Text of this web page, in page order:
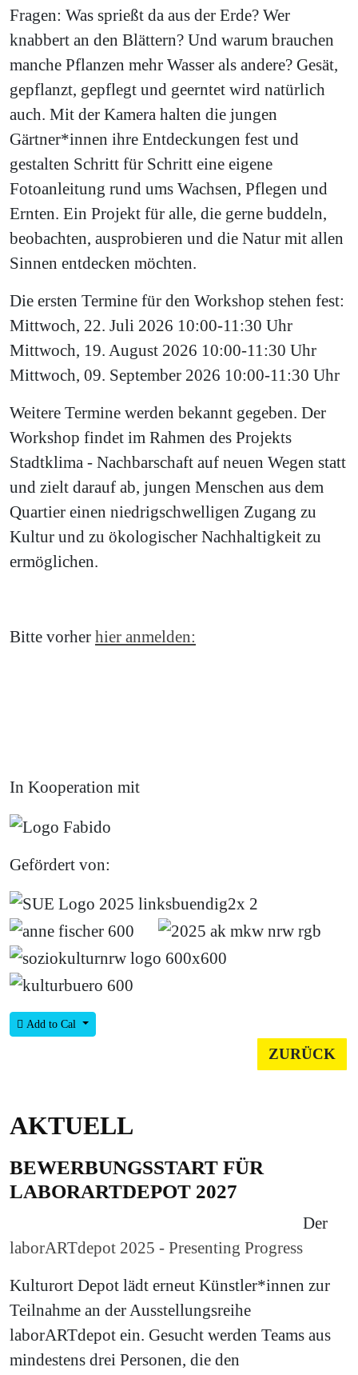
Fragen: Was sprießt da aus der Erde? Wer
knabbert an den Blättern? Und warum brauchen
manche Pflanzen mehr Wasser als andere? Gesät,
gepflanzt, gepflegt und geerntet wird natürlich
auch. Mit der Kamera halten die jungen
Gärtner*innen ihre Entdeckungen fest und
gestalten Schritt für Schritt eine eigene
Fotoanleitung rund ums Wachsen, Pflegen und
Ernten. Ein Projekt für alle, die gerne buddeln,
beobachten, ausprobieren und die Natur mit allen
Sinnen entdecken möchten.
Die ersten Termine für den Workshop stehen fest:
Mittwoch, 22. Juli 2026 10:00-11:30 Uhr
Mittwoch, 19. August 2026 10:00-11:30 Uhr
Mittwoch, 09. September 2026 10:00-11:30 Uhr
Weitere Termine werden bekannt gegeben. Der
Workshop findet im Rahmen des Projekts
Stadtklima - Nachbarschaft auf neuen Wegen statt
und zielt darauf ab, jungen Menschen aus dem
Quartier einen niedrigschwelligen Zugang zu
Kultur und zu ökologischer Nachhaltigkeit zu
ermöglichen.
Bitte vorher hier anmelden:
In Kooperation mit
Gefördert von:
Add to Cal
ZURÜCK
AKTUELL
BEWERBUNGSSTART FÜR
LABORARTDEPOT 2027
laborARTdepot 2025 - Presenting Progress
Der
Kulturort Depot lädt erneut Künstler*innen zur
Teilnahme an der Ausstellungsreihe
laborARTdepot ein. Gesucht werden Teams aus
mindestens drei Personen, die den